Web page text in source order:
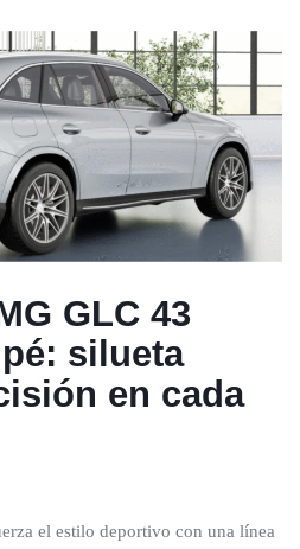
GLC 43
silueta
en cada
el estilo deportivo con una línea